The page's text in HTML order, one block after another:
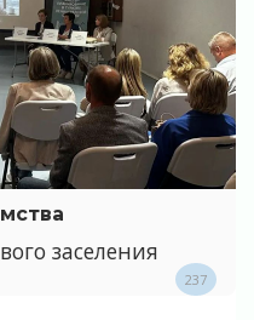
заселения
237